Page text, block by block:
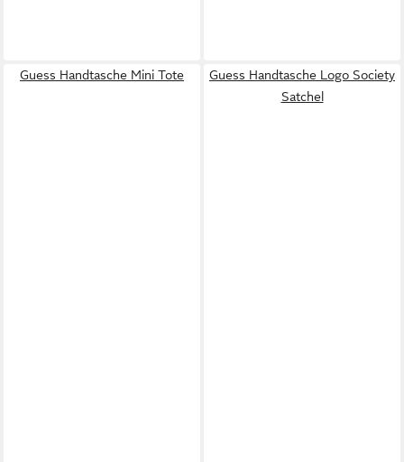
Guess Handtasche Mini Tote
Guess Handtasche Logo Society
Satchel